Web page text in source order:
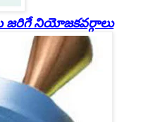
జరిగే నియోజకవర్గాలు